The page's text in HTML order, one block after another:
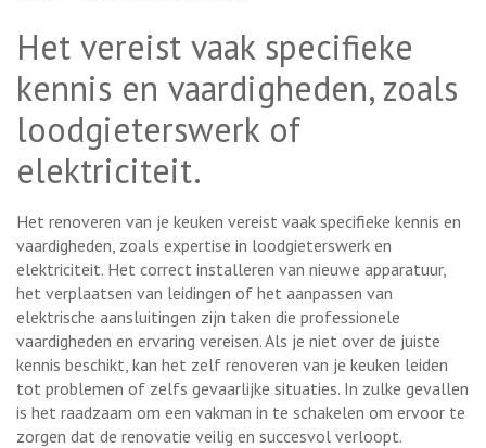
Het vereist vaak specifieke
kennis en vaardigheden, zoals
loodgieterswerk of
elektriciteit.
Het renoveren van je keuken vereist vaak specifieke kennis en
vaardigheden, zoals expertise in loodgieterswerk en
elektriciteit. Het correct installeren van nieuwe apparatuur,
het verplaatsen van leidingen of het aanpassen van
elektrische aansluitingen zijn taken die professionele
vaardigheden en ervaring vereisen. Als je niet over de juiste
kennis beschikt, kan het zelf renoveren van je keuken leiden
tot problemen of zelfs gevaarlijke situaties. In zulke gevallen
is het raadzaam om een vakman in te schakelen om ervoor te
zorgen dat de renovatie veilig en succesvol verloopt.